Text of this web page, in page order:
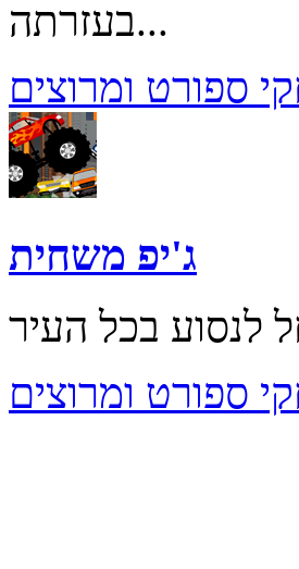
בעזרתה...
ספורט ומרוצים
ג'יפ משחית
ספורט ומרוצים